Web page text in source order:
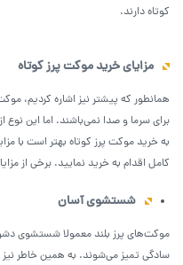
کوتاه دارند.
مزایای خرید موکت پرز کوتاه
همانطور که پیشتر نیز اشاره کردیم،
برای سرما و صدا نمی‌باشند. اما این
به خرید موکت پرز کوتاه بهتر است با
کامل اقدام به خرید نمایید. برخی از
شستشوی آسان
موکت‌های پرز بلند معمولا شستشوی
سادگی تمیز می‌شوند. به همین خاطر نیز